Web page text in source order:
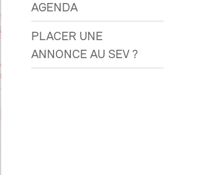
AGENDA
PLACER UNE
ANNONCE AU SEV ?